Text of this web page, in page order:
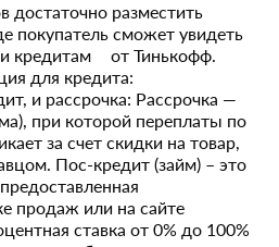
достаточно разместить
покупатель сможет увидеть
и кредитам от Тинькофф.
для кредита:
и рассрочка: Рассрочка —
при которой переплаты по
за счет скидки на товар,
Пос-кредит (займ) – это
продаж или на сайте
ставка от 0% до 100%